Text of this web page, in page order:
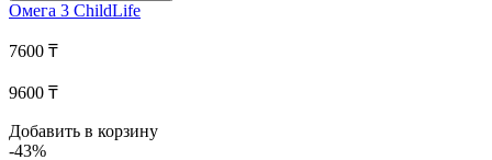
Омега 3 ChildLife
7600 ₸
9600 ₸
Добавить в корзину
-43%